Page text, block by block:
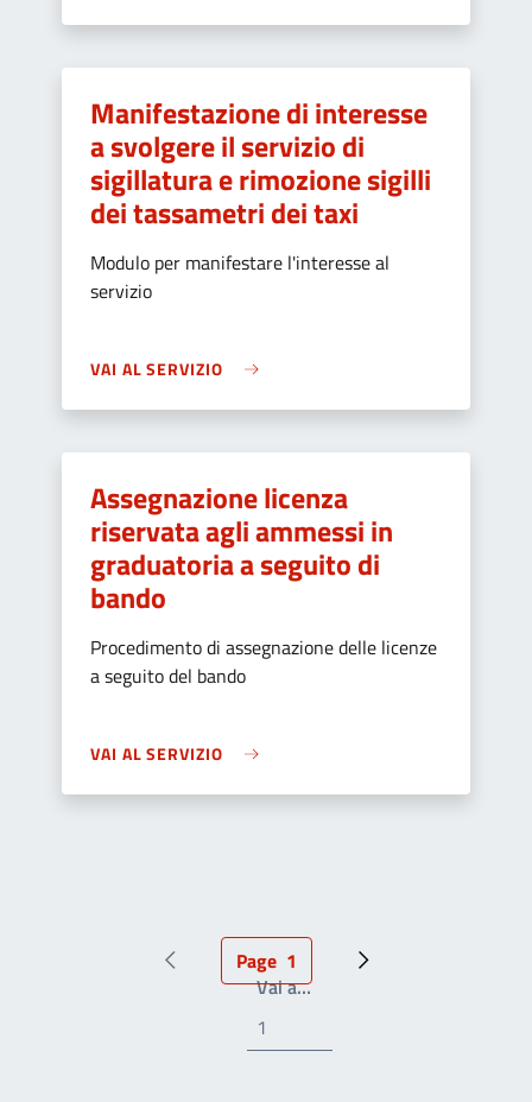
Manifestazione di interesse
a svolgere il servizio di
sigillatura e rimozione sigilli
dei tassametri dei taxi
Modulo per manifestare l'interesse al
servizio
VAI AL SERVIZIO
Assegnazione licenza
riservata agli ammessi in
graduatoria a seguito di
bando
Procedimento di assegnazione delle licenze
a seguito del bando
VAI AL SERVIZIO
Pagina precedentePagina attuale
Page 1 Prossima pagina
Vai a…Write the page number